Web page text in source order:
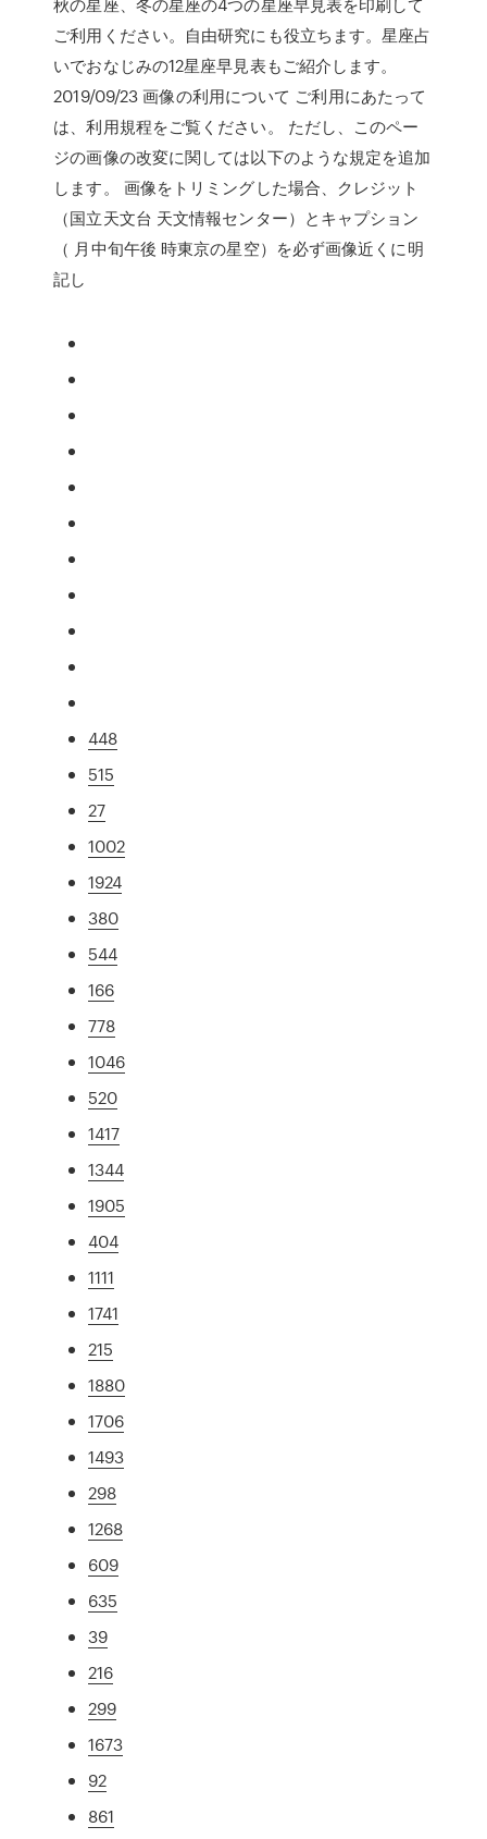
ご利用ください。自由研究にも役立ちます。星座占
いでおなじみの12星座早見表もご紹介します。
2019/09/23 画像の利用について ご利用にあたって
は、利用規程をご覧ください。 ただし、このペー
ジの画像の改変に関しては以下のような規定を追加
します。 画像をトリミングした場合、クレジット
（国立天文台 天文情報センター）とキャプション
（ 月中旬午後 時東京の星空）を必ず画像近くに明
記し
448
515
27
1002
1924
380
544
166
778
1046
520
1417
1344
1905
404
1111
1741
215
1880
1706
1493
298
1268
609
635
39
216
299
1673
92
861